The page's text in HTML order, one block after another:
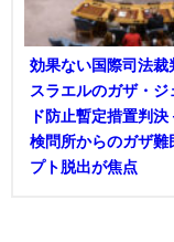
効果ない国際司法裁
スラエルのガザ・ジ
ド防止暫定措置判
検問所からのガザ難
プト脱出が焦点